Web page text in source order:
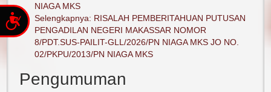
Accessibility
NIAGA MKS
Selengkapnya: RISALAH PEMBERITAHUAN PUTUSAN
PENGADILAN NEGERI MAKASSAR NOMOR
8/PDT.SUS-PAILIT-GLL/2026/PN NIAGA MKS JO NO.
02/PKPU/2013/PN NIAGA MKS
Pengumuman